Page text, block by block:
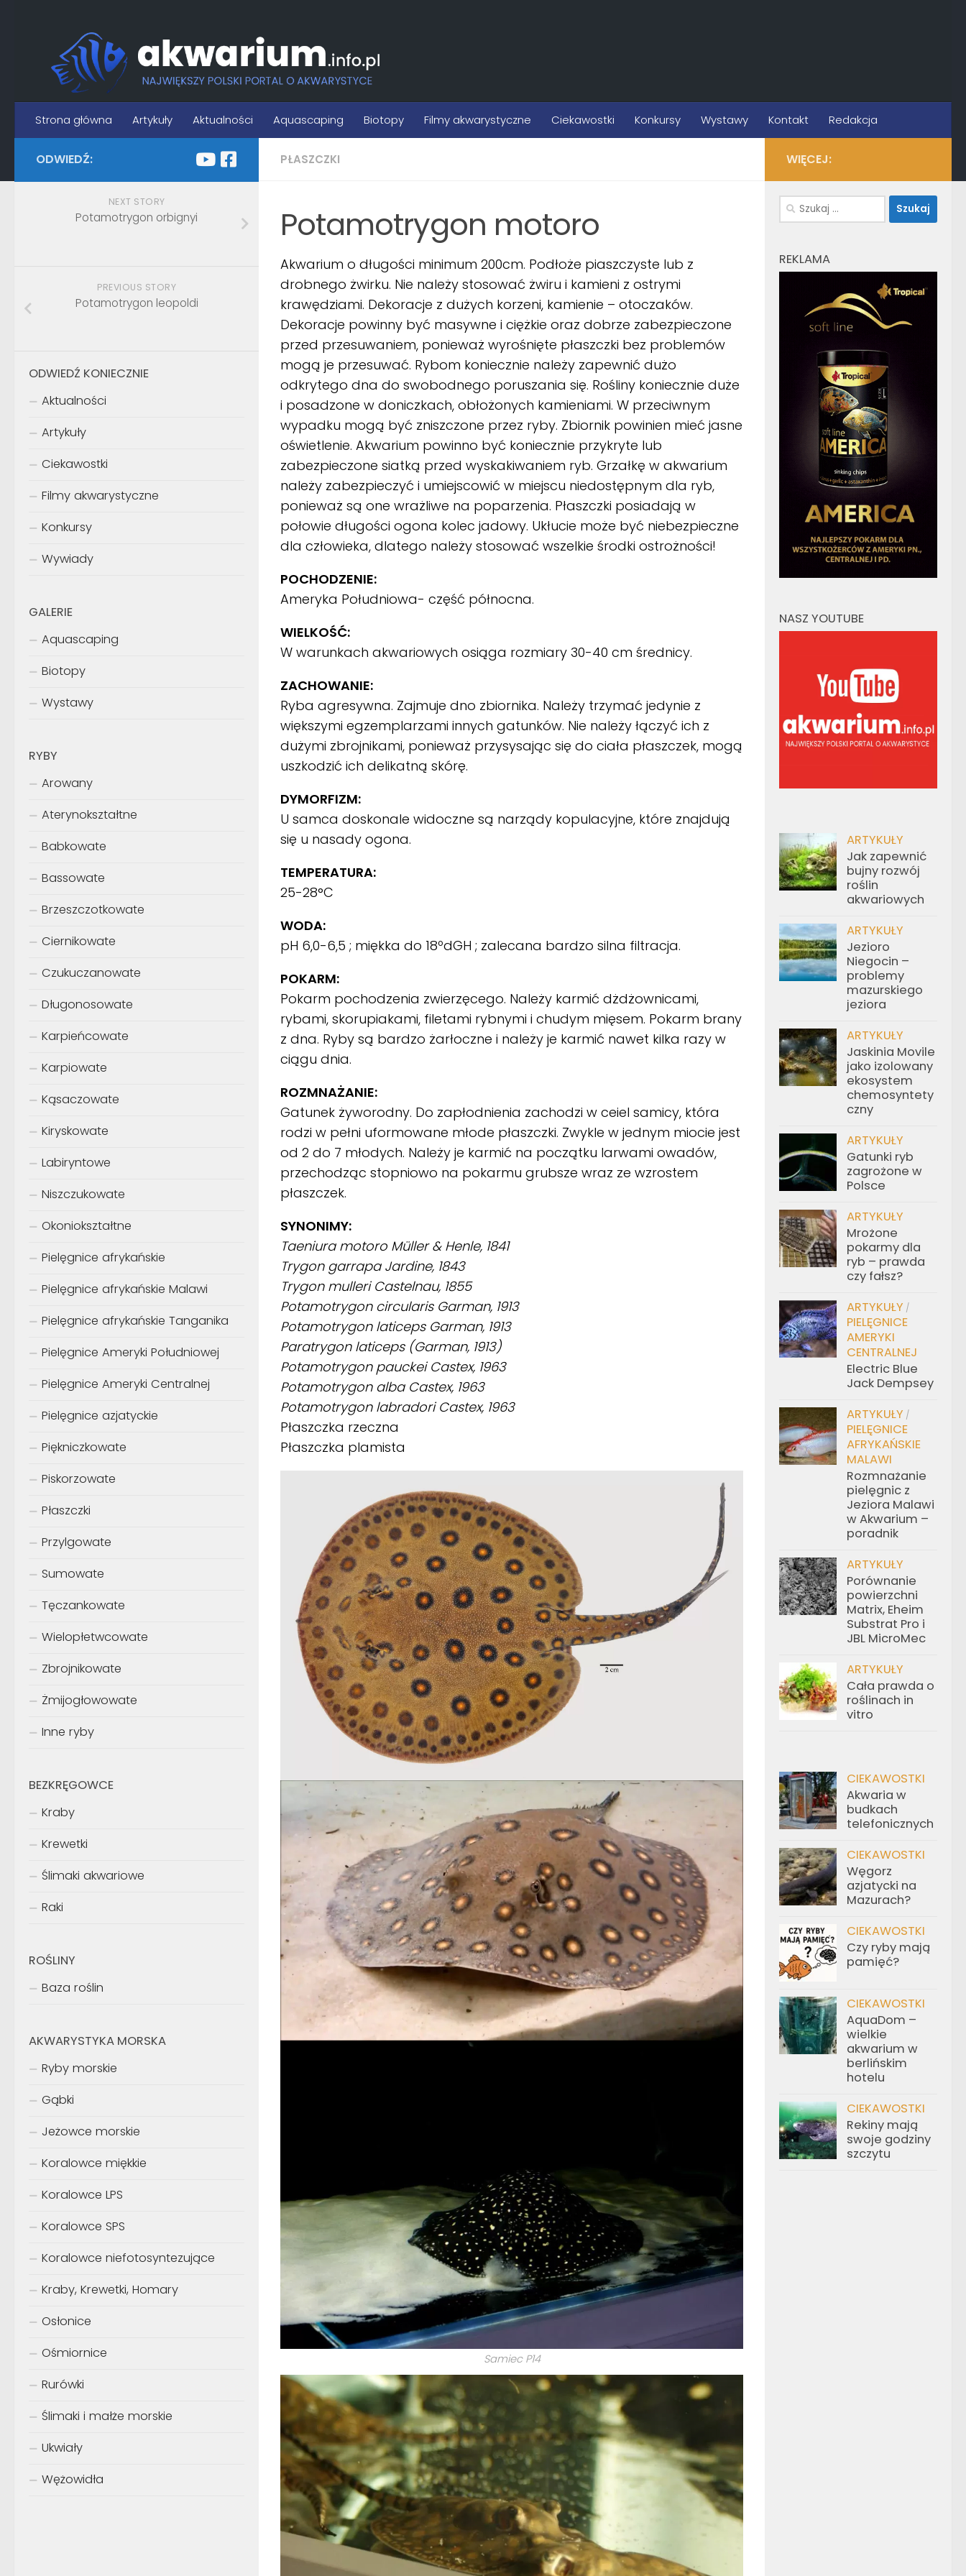
Strona główna Artykuły Aktualności Aquascaping Biotopy Filmy akwarystyczne Ciekawostki Konkursy Wystawy Kontakt Redakcja
PŁASZCZKI
Potamotrygon motoro
Akwarium o długości minimum 200cm. Podłoże piaszczyste lub z
drobnego żwirku. Nie należy stosować żwiru i kamieni z ostrymi
krawędziami. Dekoracje z dużych korzeni, kamienie – otoczaków.
Dekoracje powinny być masywne i ciężkie oraz dobrze zabezpieczone
przed przesuwaniem, ponieważ wyrośnięte płaszczki bez problemów
mogą je przesuwać. Rybom koniecznie należy zapewnić dużo
odkrytego dna do swobodnego poruszania się. Rośliny koniecznie duże
i posadzone w doniczkach, obłożonych kamieniami. W przeciwnym
wypadku mogą być zniszczone przez ryby. Zbiornik powinien mieć jasne
oświetlenie. Akwarium powinno być koniecznie przykryte lub
zabezpieczone siatką przed wyskakiwaniem ryb. Grzałkę w akwarium
należy zabezpieczyć i umiejscowić w miejscu niedostępnym dla ryb,
ponieważ są one wrażliwe na poparzenia. Płaszczki posiadają w
połowie długości ogona kolec jadowy. Ukłucie może być niebezpieczne
dla człowieka, dlatego należy stosować wszelkie środki ostrożności!
POCHODZENIE:
Ameryka Południowa- część północna.
WIELKOŚĆ:
W warunkach akwariowych osiąga rozmiary 30-40 cm średnicy.
ZACHOWANIE:
Ryba agresywna. Zajmuje dno zbiornika. Należy trzymać jedynie z
większymi egzemplarzami innych gatunków. Nie należy łączyć ich z
dużymi zbrojnikami, ponieważ przysysając się do ciała płaszczek, mogą
uszkodzić ich delikatną skórę.
DYMORFIZM:
U samca doskonale widoczne są narządy kopulacyjne, które znajdują
się u nasady ogona.
TEMPERATURA:
25-28°C
WODA:
pH 6,0-6,5 ; miękka do 18ºdGH ; zalecana bardzo silna filtracja.
POKARM:
Pokarm pochodzenia zwierzęcego. Należy karmić dżdżownicami,
rybami, skorupiakami, filetami rybnymi i chudym mięsem. Pokarm brany
z dna. Ryby są bardzo żarłoczne i należy je karmić nawet kilka razy w
ciągu dnia.
ROZMNAŻANIE:
Gatunek żyworodny. Do zapłodnienia zachodzi w ceiel samicy, która
rodzi w pełni uformowane młode płaszczki. Zwykle w jednym miocie jest
od 2 do 7 młodych. Należy je karmić na początku larwami owadów,
przechodząc stopniowo na pokarmu grubsze wraz ze wzrostem
płaszczek.
SYNONIMY:
Taeniura motoro Müller & Henle, 1841
Trygon garrapa Jardine, 1843
Trygon mulleri Castelnau, 1855
Potamotrygon circularis Garman, 1913
Potamotrygon laticeps Garman, 1913
Paratrygon laticeps (Garman, 1913)
Potamotrygon pauckei Castex, 1963
Potamotrygon alba Castex, 1963
Potamotrygon labradori Castex, 1963
Płaszczka rzeczna
Płaszczka plamista
Samiec P14
ODWIEDŹ:
NEXT STORY
Potamotrygon orbignyi
PREVIOUS STORY
Potamotrygon leopoldi
ODWIEDŹ KONIECZNIE
Aktualności
Artykuły
Ciekawostki
Filmy akwarystyczne
Konkursy
Wywiady
GALERIE
Aquascaping
Biotopy
Wystawy
RYBY
Arowany
Aterynokształtne
Babkowate
Bassowate
Brzeszczotkowate
Ciernikowate
Czukuczanowate
Długonosowate
Karpieńcowate
Karpiowate
Kąsaczowate
Kiryskowate
Labiryntowe
Niszczukowate
Okoniokształtne
Pielęgnice afrykańskie
Pielęgnice afrykańskie Malawi
Pielęgnice afrykańskie Tanganika
Pielęgnice Ameryki Południowej
Pielęgnice Ameryki Centralnej
Pielęgnice azjatyckie
Piękniczkowate
Piskorzowate
Płaszczki
Przylgowate
Sumowate
Tęczankowate
Wielopłetwcowate
Zbrojnikowate
Żmijogłowowate
Inne ryby
BEZKRĘGOWCE
Kraby
Krewetki
Ślimaki akwariowe
Raki
ROŚLINY
Baza roślin
AKWARYSTYKA MORSKA
Ryby morskie
Gąbki
Jeżowce morskie
Koralowce miękkie
Koralowce LPS
Koralowce SPS
Koralowce niefotosyntezujące
Kraby, Krewetki, Homary
Osłonice
Ośmiornice
Rurówki
Ślimaki i małże morskie
Ukwiały
Wężowidła
WIĘCEJ:
Szukaj:
REKLAMA
NASZ YOUTUBE
ARTYKUŁY
Jak zapewnić
bujny rozwój
roślin
akwariowych
ARTYKUŁY
Jezioro
Niegocin –
problemy
mazurskiego
jeziora
ARTYKUŁY
Jaskinia Movile
jako izolowany
ekosystem
chemosyntety
czny
ARTYKUŁY
Gatunki ryb
zagrożone w
Polsce
ARTYKUŁY
Mrożone
pokarmy dla
ryb – prawda
czy fałsz?
ARTYKUŁY /
PIELĘGNICE
AMERYKI
CENTRALNEJ
Electric Blue
Jack Dempsey
ARTYKUŁY /
PIELĘGNICE
AFRYKAŃSKIE
MALAWI
Rozmnażanie
pielęgnic z
Jeziora Malawi
w Akwarium –
poradnik
ARTYKUŁY
Porównanie
powierzchni
Matrix, Eheim
Substrat Pro i
JBL MicroMec
ARTYKUŁY
Cała prawda o
roślinach in
vitro
CIEKAWOSTKI
Akwaria w
budkach
telefonicznych
CIEKAWOSTKI
Węgorz
azjatycki na
Mazurach?
CIEKAWOSTKI
Czy ryby mają
pamięć?
CIEKAWOSTKI
AquaDom –
wielkie
akwarium w
berlińskim
hotelu
CIEKAWOSTKI
Rekiny mają
swoje godziny
szczytu